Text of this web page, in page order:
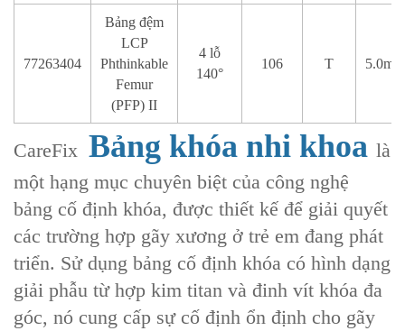
77263404
Bảng đệm
LCP
Phthinkable
Femur
(PFP) II
4 lỗ
140°
106 T 5.0mm
CareFix ‌ Bảng khóa nhi khoa là
một hạng mục chuyên biệt của công nghệ
bảng cố định khóa, được thiết kế để giải quyết
các trường hợp gãy xương ở trẻ em đang phát
triển. Sử dụng ‌bảng cố định khóa có hình dạng
giải phẫu từ hợp kim titan‌ và ‌đinh vít khóa đa
góc‌, nó cung cấp sự cố định ổn định cho ‌gãy